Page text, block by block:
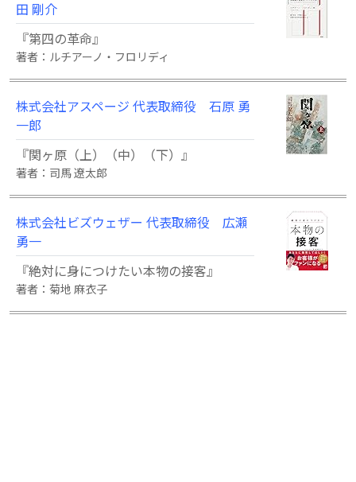
田 剛介
『第四の革命』
著者：ルチアーノ・フロリディ
株式会社アスページ 代表取締役 石原 勇
一郎
『関ヶ原（上）（中）（下）』
著者：司馬 遼太郎
株式会社ビズウェザー 代表取締役 広瀬
勇一
『絶対に身につけたい本物の接客』
著者：菊地 麻衣子